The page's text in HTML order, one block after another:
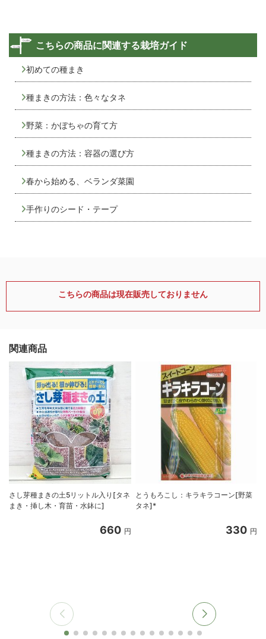
こちらの商品に関連する栽培ガイド
初めての種まき
種まきの方法：色々なタネ
野菜：かぼちゃの育て方
種まきの方法：容器の選び方
春から始める、ベランダ菜園
手作りのシード・テープ
こちらの商品は現在販売しておりません
関連商品
さし芽種まきの土5リットル入り[タネ
まき・挿し木・育苗・水鉢に]
660 円
とうもろこし：キラキラコーン[野菜
タネ]*
330 円